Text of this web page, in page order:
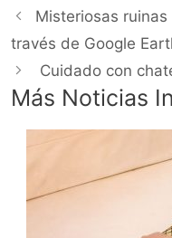
Misteriosas
través de Google
Cuidado con
Más Noticias